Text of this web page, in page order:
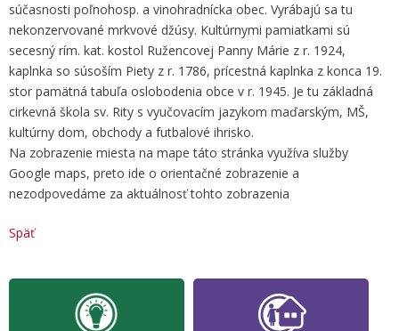
súčasnosti poľnohosp. a vinohradnícka obec. Vyrábajú sa tu
nekonzervované mrkvové džúsy. Kultúrnymi pamiatkami sú
secesný rím. kat. kostol Ružencovej Panny Márie z r. 1924,
kaplnka so súsoším Piety z r. 1786, prícestná kaplnka z konca 19.
stor pamätná tabuľa oslobodenia obce v r. 1945. Je tu základná
cirkevná škola sv. Rity s vyučovacím jazykom maďarským, MŠ,
kultúrny dom, obchody a futbalové ihrisko.
Na zobrazenie miesta na mape táto stránka využíva služby
Google maps, preto ide o orientačné zobrazenie a
nezodpovedáme za aktuálnosť tohto zobrazenia
Späť